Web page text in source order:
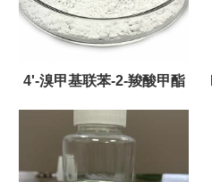
4'-溴甲基联苯-2-羧酸甲酯